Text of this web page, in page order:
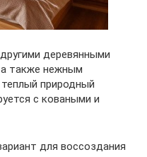
деревянными
а также нежным
природный
с коваными и
для воссоздания